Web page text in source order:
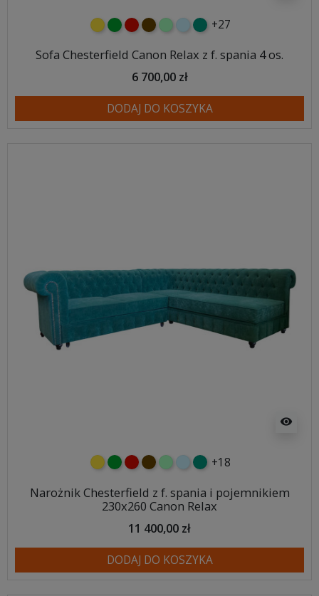
żółtyzielonyczerwony
czekoladowy
miętowybłękitny
turkusowy
+27
Sofa Chesterfield Canon Relax z f. spania 4 os.
6 700,00 zł
DODAJ DO KOSZYKA
visibility
żółtyzielonyczerwony
czekoladowy
miętowybłękitny
turkusowy
+18
Narożnik Chesterfield z f. spania i pojemnikiem
230x260 Canon Relax
11 400,00 zł
DODAJ DO KOSZYKA